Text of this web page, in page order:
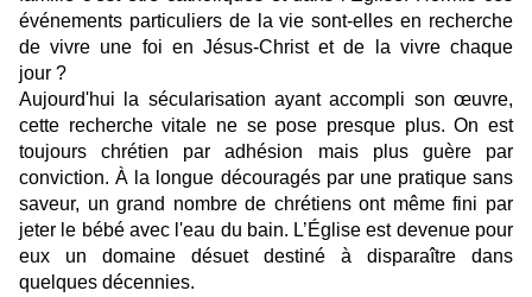
événements particuliers de la vie sont-elles en recherche
de vivre une foi en Jésus-Christ et de la vivre chaque
jour ?
Aujourd'hui la sécularisation ayant accompli son œuvre,
cette recherche vitale ne se pose presque plus. On est
toujours chrétien par adhésion mais plus guère par
conviction. À la longue découragés par une pratique sans
saveur, un grand nombre de chrétiens ont même fini par
jeter le bébé avec l'eau du bain. L’Église est devenue pour
eux un domaine désuet destiné à disparaître dans
quelques décennies.